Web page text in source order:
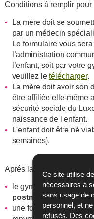
Ce site utilise
nécessaires à
sans usage de
personnel, et
refusés. Des
Conditions à remplir
La mère doit se
par un médecin
Le formulaire vous
l’administration
l’enfant, soit par votre
veuillez letélécharger.
La mère doit avoir son
être affiliée elle-même
sécurité sociale du
naissance de l’enfant.
L'enfant doit être né
semaines).
Aprés la naissance:
le gynécologue
postnatalepar un
une fois le formulaire